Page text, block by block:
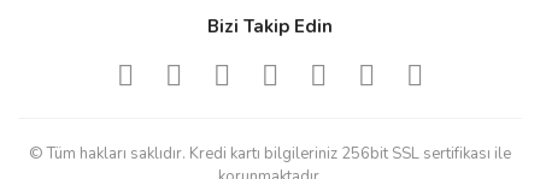
Bizi Takip Edin
© Tüm hakları saklıdır. Kredi kartı bilgileriniz 256bit SSL sertifikası ile